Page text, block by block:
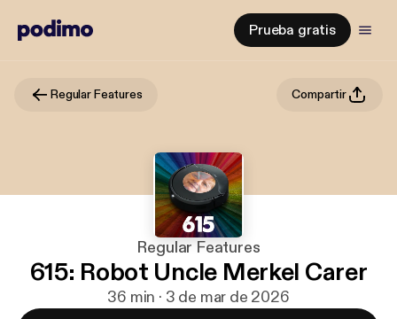
Prueba gratis
Regular Features Compartir
Regular Features
615: Robot Uncle Merkel Carer
36 min · 3 de mar de 2026